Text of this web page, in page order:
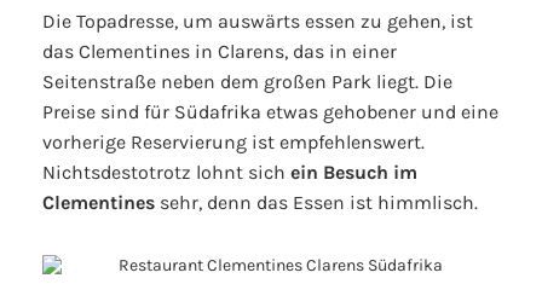
Die Topadresse, um auswärts essen zu gehen, ist
das Clementines in Clarens, das in einer
Seitenstraße neben dem großen Park liegt. Die
Preise sind für Südafrika etwas gehobener und eine
vorherige Reservierung ist empfehlenswert.
Nichtsdestotrotz lohnt sich ein Besuch im
Clementines sehr, denn das Essen ist himmlisch.